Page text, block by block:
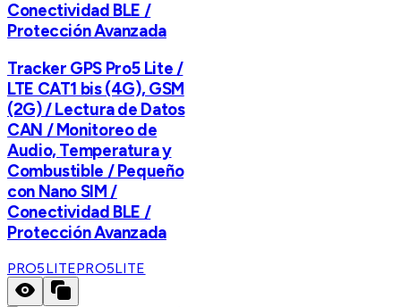
Conectividad BLE /
Protección Avanzada
Tracker GPS Pro5 Lite /
LTE CAT1 bis (4G), GSM
(2G) / Lectura de Datos
CAN / Monitoreo de
Audio, Temperatura y
Combustible / Pequeño
con Nano SIM /
Conectividad BLE /
Protección Avanzada
PRO5LITEPRO5LITE